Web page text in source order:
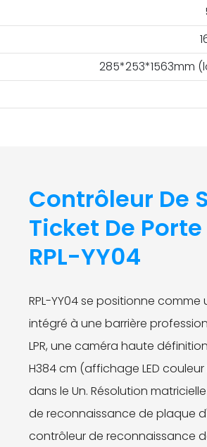
285*253*1563mm
Contrôleur De
Ticket De
RPL-YY04
RPL-YY04 se positionne
intégré à une barrière
LPR, une caméra haute
H384 cm (affichage LED
dans le Un. Résolution
de reconnaissance de plaque
contrôleur de reconnaissance